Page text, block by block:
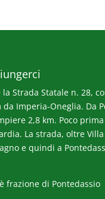
Strada Statale n. 28,
da Imperia-Oneglia. Da
2,8 km. Poco
La strada, oltre
e quindi a
frazione di Pontedassio